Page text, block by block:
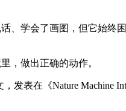
、学会了画图，但它始终
，做出正确的动作。
发表在《Nature Machine